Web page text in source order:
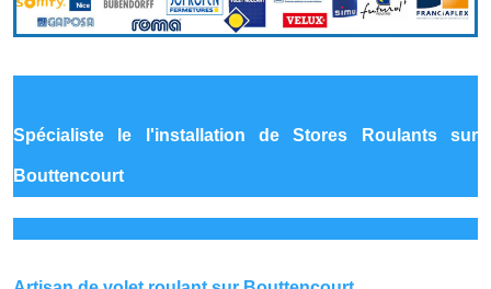
Spécialiste le l'installation de Stores Roulants sur
Bouttencourt